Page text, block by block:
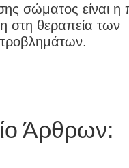
σώματος είναι η
στη θεραπεία των
Άρθρων: